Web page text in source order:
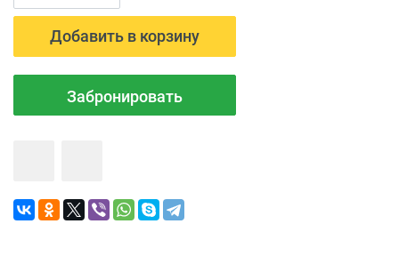
Добавить в корзину
Забронировать